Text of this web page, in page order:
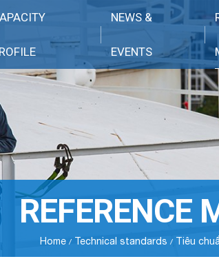
NEWS &
EVENTS
REFERENCE
Home Technical standards Tiêu